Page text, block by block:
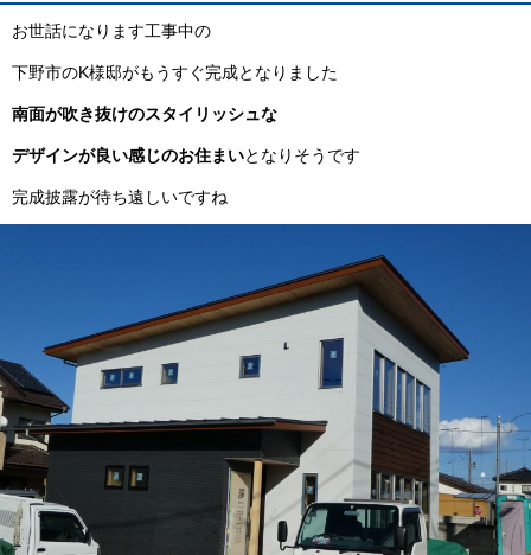
お世話になります工事中の
下野市のK様邸がもうすぐ完成となりました
南面が吹き抜けのスタイリッシュな
デザインが良い感じのお住まいとなりそうです
完成披露が待ち遠しいですね